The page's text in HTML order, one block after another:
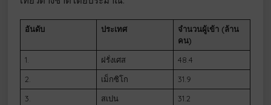
อันดับ ประเทศ
จำนวนผู้เข้า (ล้าน
คน)
1.
ฝรั่งเศส
48.4
2.
เม็กซิโก
31.9
3.
สเปน
31.2